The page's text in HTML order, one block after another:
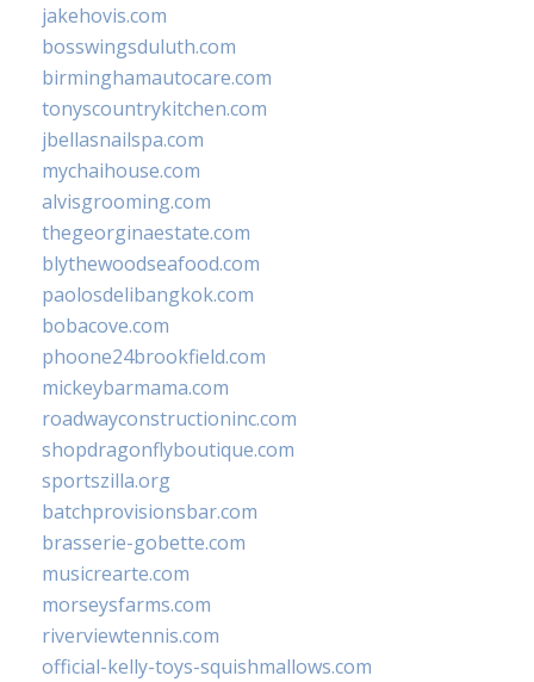
jakehovis.com
bosswingsduluth.com
birminghamautocare.com
tonyscountrykitchen.com
jbellasnailspa.com
mychaihouse.com
alvisgrooming.com
thegeorginaestate.com
blythewoodseafood.com
paolosdelibangkok.com
bobacove.com
phoone24brookfield.com
mickeybarmama.com
roadwayconstructioninc.com
shopdragonflyboutique.com
sportszilla.org
batchprovisionsbar.com
brasserie-gobette.com
musicrearte.com
morseysfarms.com
riverviewtennis.com
official-kelly-toys-squishmallows.com